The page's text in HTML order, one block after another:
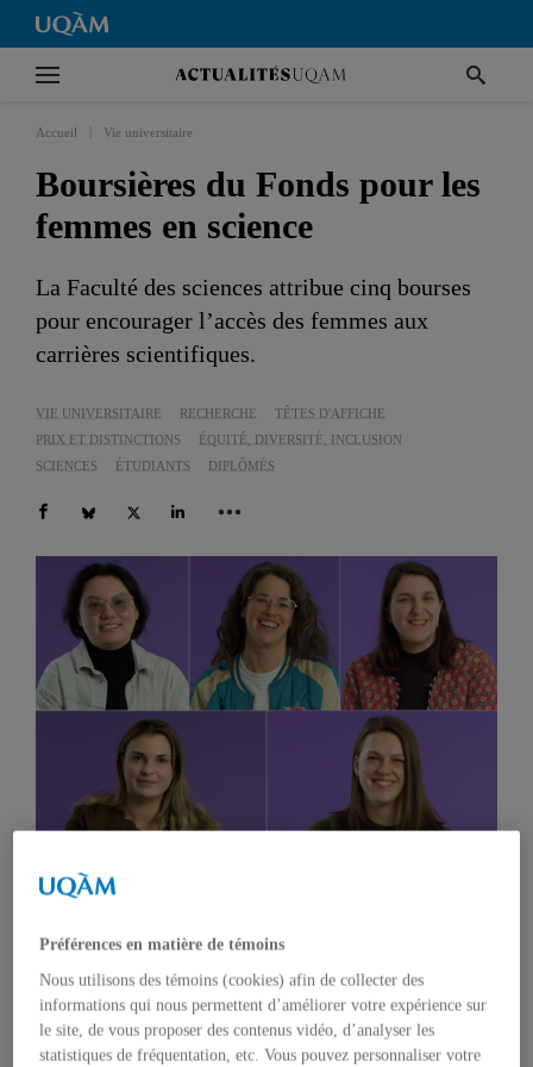
Accueil Vie universitaire
Boursières du Fonds pour les
femmes en science
La Faculté des sciences attribue cinq bourses
pour encourager l’accès des femmes aux
carrières scientifiques.
VIE UNIVERSITAIRE RECHERCHE
TÊTES D'AFFICHE
PRIX ET DISTINCTIONS
ÉQUITÉ, DIVERSITÉ, INCLUSION
SCIENCES
ÉTUDIANTS DIPLÔMÉS
En haut: Sooa Song, Émilie Folie-Boivin et Laura Jeanne
À l’occasion de la Journée internationale des femmes et des filles de
Préférences en matière de témoins
Nous utilisons des témoins (cookies) afin de collecter des
informations qui nous permettent d’améliorer votre expérience sur
le site, de vous proposer des contenus vidéo, d’analyser les
statistiques de fréquentation, etc. Vous pouvez personnaliser votre